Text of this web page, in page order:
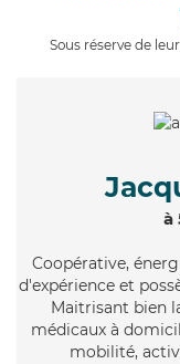
Sous réserve de
à
Coopérative,
d'expérience et
Maitrisant bien
médicaux à
mobilité,